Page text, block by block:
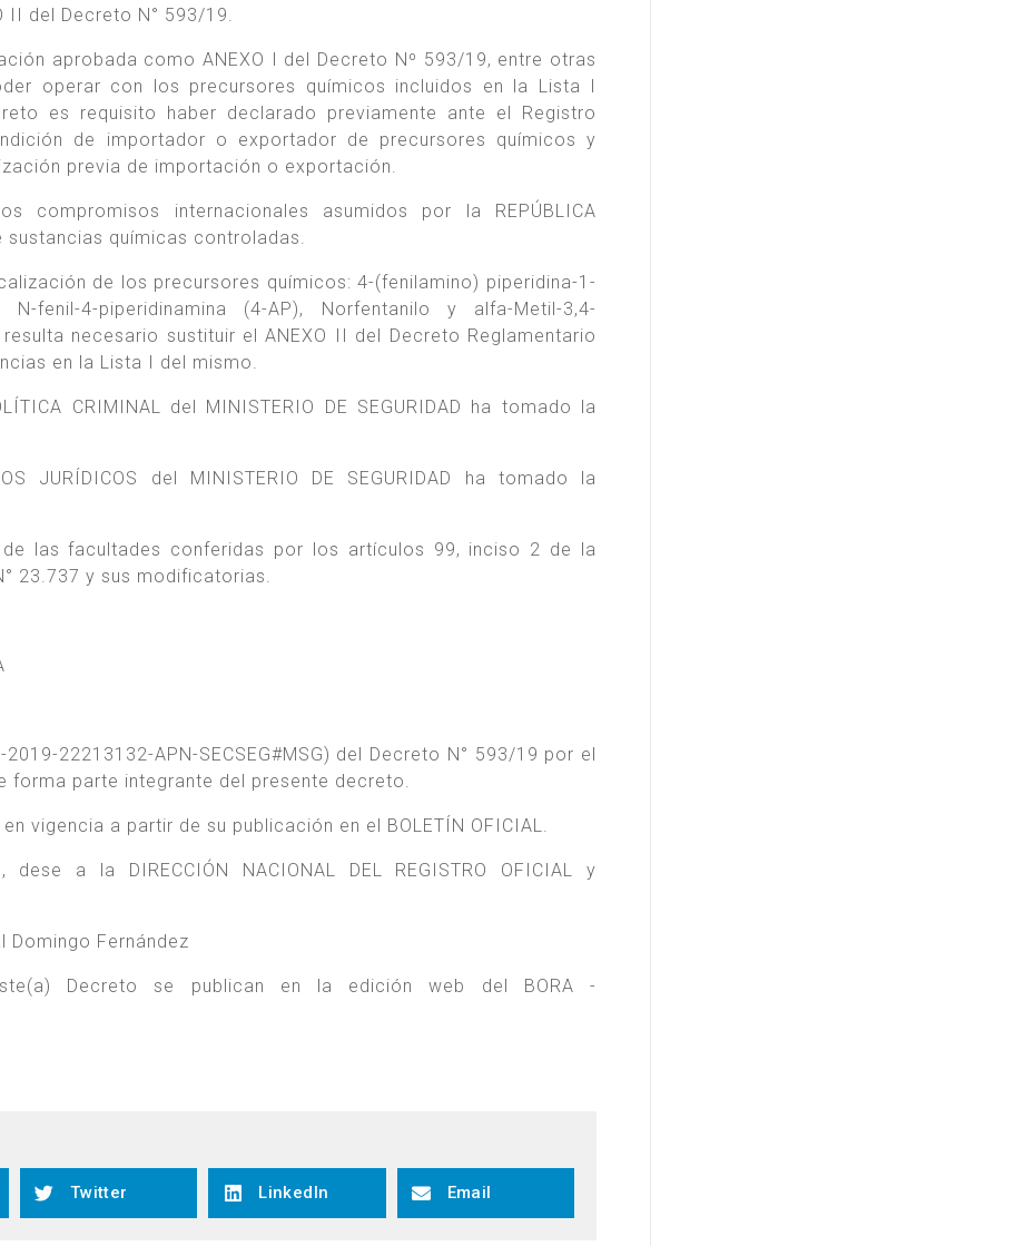
del Decreto N° 593/19.
aprobada como ANEXO I del Decreto Nº 593/19, entre otras
operar con los precursores químicos incluidos en la Lista I
es requisito haber declarado previamente ante el Registro
de importador o exportador de precursores químicos y
previa de importación o exportación.
compromisos internacionales asumidos por la REPÚBLICA
químicas controladas.
de los precursores químicos: 4-(fenilamino) piperidina-1-
fenil-4-piperidinamina (4-AP), Norfentanilo y alfa-Metil-3,4-
necesario sustituir el ANEXO II del Decreto Reglamentario
en la Lista I del mismo.
CRIMINAL del MINISTERIO DE SEGURIDAD ha tomado la
JURÍDICOS del MINISTERIO DE SEGURIDAD ha tomado la
las facultades conferidas por los artículos 99, inciso 2 de la
23.737 y sus modificatorias.
22213132-APN-SECSEG#MSG) del Decreto N° 593/19 por el
forma parte integrante del presente decreto.
vigencia a partir de su publicación en el BOLETÍN OFICIAL.
dese a la DIRECCIÓN NACIONAL DEL REGISTRO OFICIAL y
Domingo Fernández
Decreto se publican en la edición web del BORA -
Twitter LinkedIn Email